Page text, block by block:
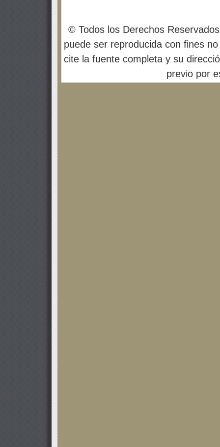
© Todos los Derechos
puede ser reproducida con fines
cite la fuente completa y su
previo por